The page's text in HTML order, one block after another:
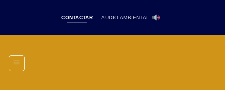
CONTACTAR AUDIO AMBIENTAL